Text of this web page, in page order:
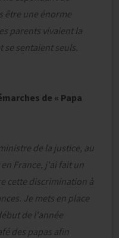
être une énorme
parents vivaient la
sentaient seuls.
de « Papa
de la justice, au
France, j'ai fait un
cette discrimination à
Je mets en place
de l'année
des papas afin